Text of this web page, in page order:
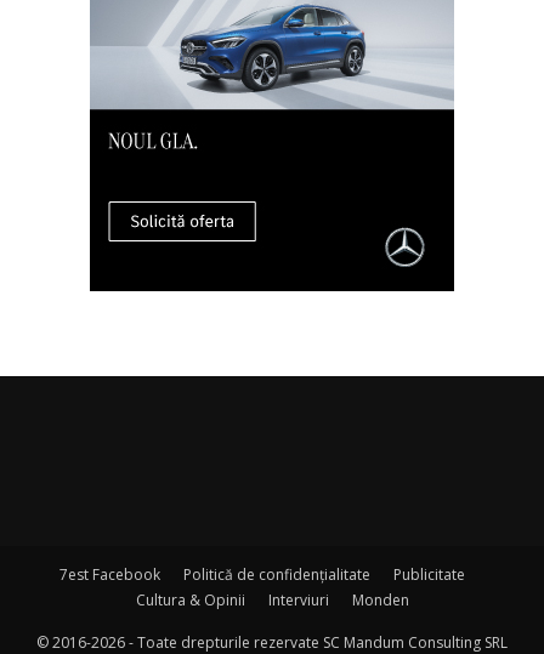
7est Facebook Politică de confidențialitate
Publicitate
Cultura & Opinii
Interviuri Monden
© 2016-2026 - Toate drepturile rezervate SC Mandum Consulting SRL